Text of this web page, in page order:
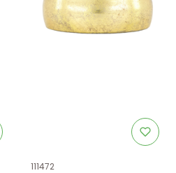
Kod produktu
111472